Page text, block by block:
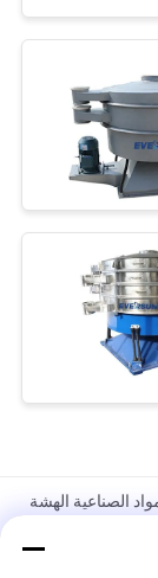
الصناعية الهشة
للمواد الدقيقة